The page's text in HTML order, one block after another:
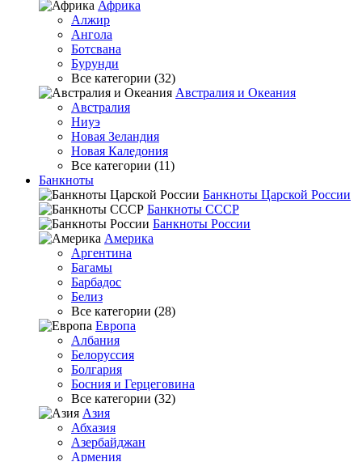
Африка
Алжир
Ангола
Ботсвана
Бурунди
Все категории (32)
Австралия и Океания
Австралия
Ниуэ
Новая Зеландия
Новая Каледония
Все категории (11)
Банкноты
Банкноты Царской России
Банкноты СССР
Банкноты России
Америка
Аргентина
Багамы
Барбадос
Белиз
Все категории (28)
Европа
Албания
Белоруссия
Болгария
Босния и Герцеговина
Все категории (32)
Азия
Абхазия
Азербайджан
Армения